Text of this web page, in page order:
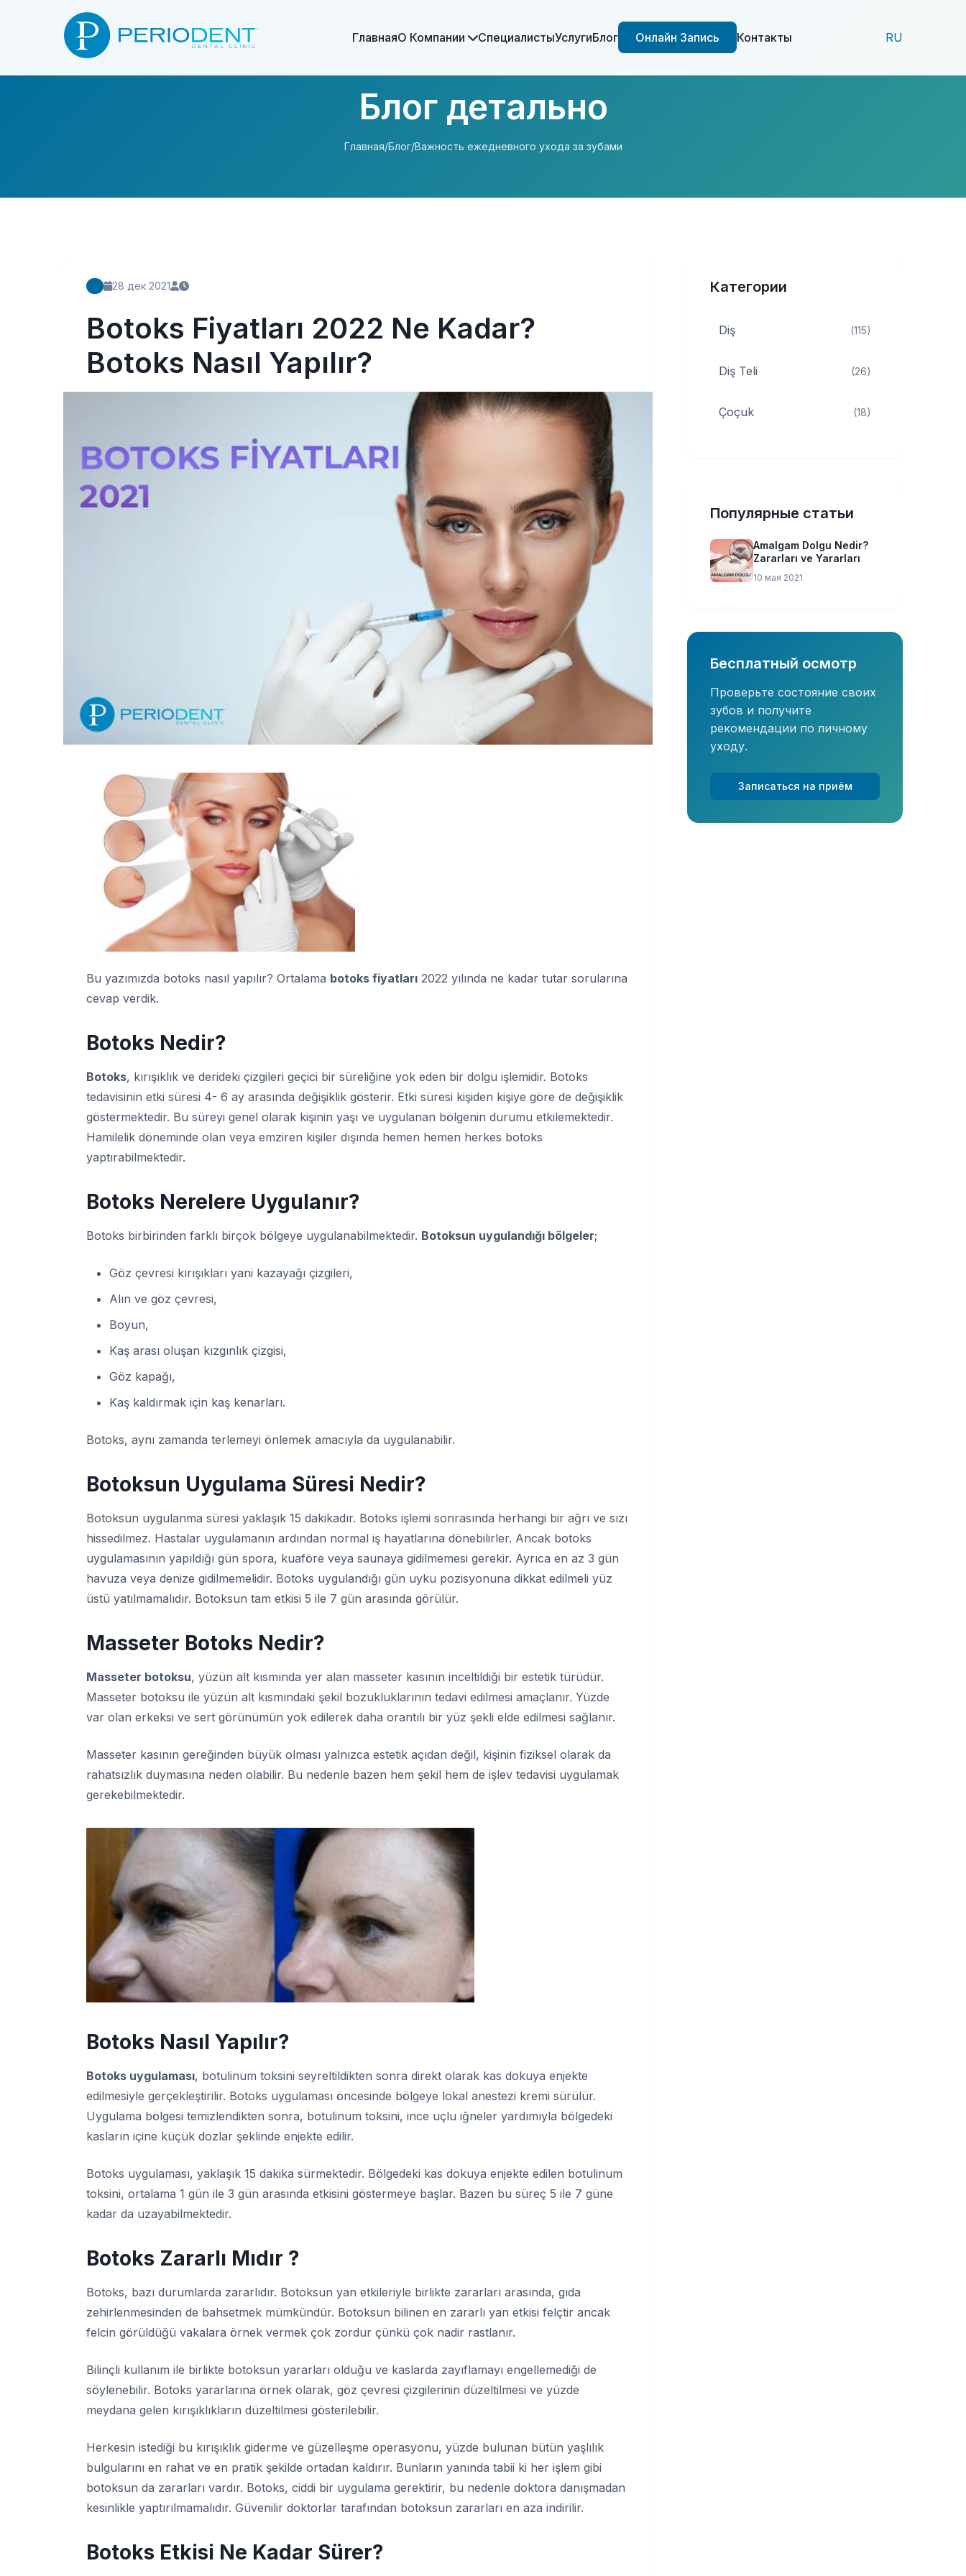
ГлавнаяО Компании СпециалистыУслугиБлог Онлайн Запись Контакты RU
Блог детально
Главная/Блог/Важность ежедневного ухода за зубами
28 дек 2021
Botoks Fiyatları 2022 Ne Kadar?
Botoks Nasıl Yapılır?
Bu yazımızda botoks nasıl yapılır? Ortalama botoks fiyatları 2022 yılında ne kadar tutar sorularına
cevap verdik.
Botoks Nedir?
Botoks, kırışıklık ve derideki çizgileri geçici bir süreliğine yok eden bir dolgu işlemidir. Botoks
tedavisinin etki süresi 4- 6 ay arasında değişiklik gösterir. Etki süresi kişiden kişiye göre de değişiklik
göstermektedir. Bu süreyi genel olarak kişinin yaşı ve uygulanan bölgenin durumu etkilemektedir.
Hamilelik döneminde olan veya emziren kişiler dışında hemen hemen herkes botoks
yaptırabilmektedir.
Botoks Nerelere Uygulanır?
Botoks birbirinden farklı birçok bölgeye uygulanabilmektedir. Botoksun uygulandığı bölgeler;
Göz çevresi kırışıkları yani kazayağı çizgileri,
Alın ve göz çevresi,
Boyun,
Kaş arası oluşan kızgınlık çizgisi,
Göz kapağı,
Kaş kaldırmak için kaş kenarları.
Botoks, aynı zamanda terlemeyi önlemek amacıyla da uygulanabilir.
Botoksun Uygulama Süresi Nedir?
Botoksun uygulanma süresi yaklaşık 15 dakikadır. Botoks işlemi sonrasında herhangi bir ağrı ve sızı
hissedilmez. Hastalar uygulamanın ardından normal iş hayatlarına dönebilirler. Ancak botoks
uygulamasının yapıldığı gün spora, kuaföre veya saunaya gidilmemesi gerekir. Ayrıca en az 3 gün
havuza veya denize gidilmemelidir. Botoks uygulandığı gün uyku pozisyonuna dikkat edilmeli yüz
üstü yatılmamalıdır. Botoksun tam etkisi 5 ile 7 gün arasında görülür.
Masseter Botoks Nedir?
Masseter botoksu, yüzün alt kısmında yer alan masseter kasının inceltildiği bir estetik türüdür.
Masseter botoksu ile yüzün alt kısmındaki şekil bozukluklarının tedavi edilmesi amaçlanır. Yüzde
var olan erkeksi ve sert görünümün yok edilerek daha orantılı bir yüz şekli elde edilmesi sağlanır.
Masseter kasının gereğinden büyük olması yalnızca estetik açıdan değil, kişinin fiziksel olarak da
rahatsızlık duymasına neden olabilir. Bu nedenle bazen hem şekil hem de işlev tedavisi uygulamak
gerekebilmektedir.
Botoks Nasıl Yapılır?
Botoks uygulaması, botulinum toksini seyreltildikten sonra direkt olarak kas dokuya enjekte
edilmesiyle gerçekleştirilir. Botoks uygulaması öncesinde bölgeye lokal anestezi kremi sürülür.
Uygulama bölgesi temizlendikten sonra, botulinum toksini, ince uçlu iğneler yardımıyla bölgedeki
kasların içine küçük dozlar şeklinde enjekte edilir.
Botoks uygulaması, yaklaşık 15 dakika sürmektedir. Bölgedeki kas dokuya enjekte edilen botulinum
toksini, ortalama 1 gün ile 3 gün arasında etkisini göstermeye başlar. Bazen bu süreç 5 ile 7 güne
kadar da uzayabilmektedir.
Botoks Zararlı Mıdır ?
Botoks, bazı durumlarda zararlıdır. Botoksun yan etkileriyle birlikte zararları arasında, gıda
zehirlenmesinden de bahsetmek mümkündür. Botoksun bilinen en zararlı yan etkisi felçtir ancak
felcin görüldüğü vakalara örnek vermek çok zordur çünkü çok nadir rastlanır.
Bilinçli kullanım ile birlikte botoksun yararları olduğu ve kaslarda zayıflamayı engellemediği de
söylenebilir. Botoks yararlarına örnek olarak, göz çevresi çizgilerinin düzeltilmesi ve yüzde
meydana gelen kırışıklıkların düzeltilmesi gösterilebilir.
Herkesin istediği bu kırışıklık giderme ve güzelleşme operasyonu, yüzde bulunan bütün yaşlılık
bulgularını en rahat ve en pratik şekilde ortadan kaldırır. Bunların yanında tabii ki her işlem gibi
botoksun da zararları vardır. Botoks, ciddi bir uygulama gerektirir, bu nedenle doktora danışmadan
kesinlikle yaptırılmamalıdır. Güvenilir doktorlar tarafından botoksun zararları en aza indirilir.
Botoks Etkisi Ne Kadar Sürer?
Категории
Diş (115)
Diş Teli (26)
Çoçuk (18)
Популярные статьи
Amalgam Dolgu Nedir?
Zararları ve Yararları
10 мая 2021
Бесплатный осмотр
Проверьте состояние своих
зубов и получите
рекомендации по личному
уходу.
Записаться на приём